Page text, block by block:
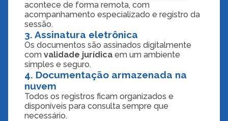
acontece de forma remota, com
acompanhamento especializado e registro da
sessão.
3. Assinatura eletrônica
Os documentos são assinados digitalmente
com validade jurídica em um ambiente
simples e seguro.
4. Documentação armazenada na
nuvem
Todos os registros ficam organizados e
disponíveis para consulta sempre que
necessário.